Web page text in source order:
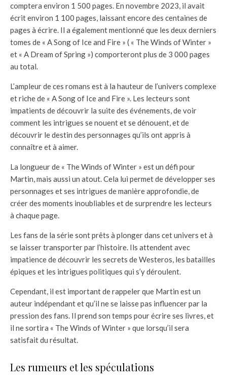
comptera environ 1 500 pages. En novembre 2023, il avait
écrit environ 1 100 pages, laissant encore des centaines de
pages à écrire. Il a également mentionné que les deux derniers
tomes de « A Song of Ice and Fire » ( « The Winds of Winter »
et « A Dream of Spring ») comporteront plus de 3 000 pages
au total.
L’ampleur de ces romans est à la hauteur de l’univers complexe
et riche de « A Song of Ice and Fire ». Les lecteurs sont
impatients de découvrir la suite des événements, de voir
comment les intrigues se nouent et se dénouent, et de
découvrir le destin des personnages qu’ils ont appris à
connaître et à aimer.
La longueur de « The Winds of Winter » est un défi pour
Martin, mais aussi un atout. Cela lui permet de développer ses
personnages et ses intrigues de manière approfondie, de
créer des moments inoubliables et de surprendre les lecteurs
à chaque page.
Les fans de la série sont prêts à plonger dans cet univers et à
se laisser transporter par l’histoire. Ils attendent avec
impatience de découvrir les secrets de Westeros, les batailles
épiques et les intrigues politiques qui s’y déroulent.
Cependant, il est important de rappeler que Martin est un
auteur indépendant et qu’il ne se laisse pas influencer par la
pression des fans. Il prend son temps pour écrire ses livres, et
il ne sortira « The Winds of Winter » que lorsqu’il sera
satisfait du résultat.
Les rumeurs et les spéculations